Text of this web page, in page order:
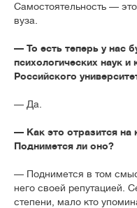
Самостоятельность —
вуза.
— То есть теперь у нас
психологических наук и
Российского
— Да.
— Как это отразится на
Поднимется ли оно?
— Поднимется в том
него своей репутацией.
степени, мало кто